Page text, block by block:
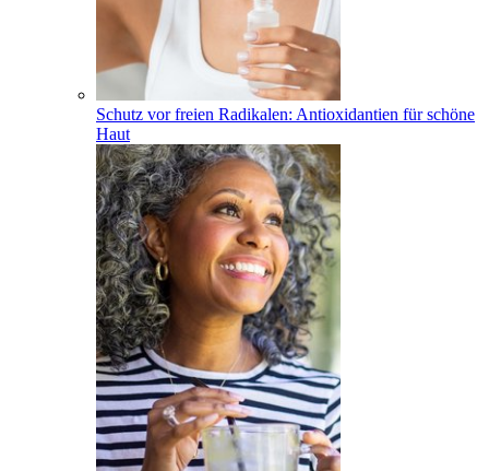
Schutz vor freien Radikalen: Antioxidantien für schöne
Haut